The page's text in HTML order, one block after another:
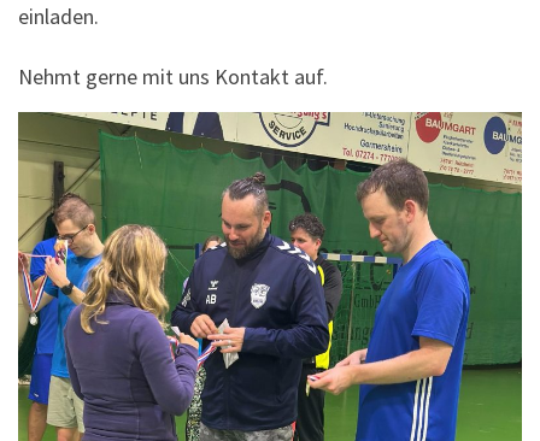
einladen.
Nehmt gerne mit uns Kontakt auf.